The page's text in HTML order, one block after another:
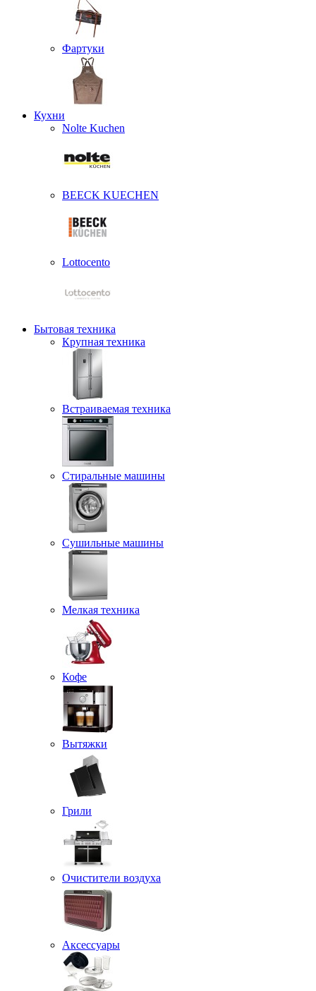
Фартуки
Кухни
Nolte Kuchen
BEECK KUECHEN
Lottocento
Бытовая техника
Крупная техника
Встраиваемая техника
Стиральные машины
Сушильные машины
Мелкая техника
Кофе
Вытяжки
Грили
Очистители воздуха
Аксессуары